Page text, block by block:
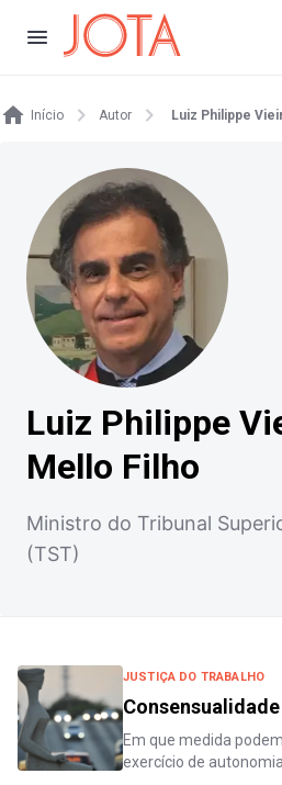
Início Autor Luiz Philippe
Luiz Philippe
Mello Filho
Ministro do Tribunal
(TST)
JUSTIÇA DO TRABALHO
Em que medida
exercício de